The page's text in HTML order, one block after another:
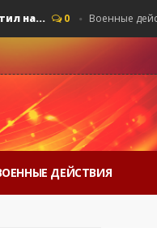
0 Военные действия
ДЕЙСТВИЯ